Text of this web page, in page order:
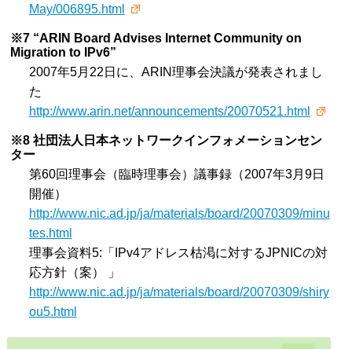
May/006895.html
※7 “ARIN Board Advises Internet Community on
Migration to IPv6”
2007年5月22日に、ARIN理事会決議が発表されまし
た
http://www.arin.net/announcements/20070521.html
※8 社団法人日本ネットワークインフォメーションセン
ター
第60回理事会（臨時理事会）議事録（2007年3月9日
開催）
http://www.nic.ad.jp/ja/materials/board/20070309/minu
tes.html
理事会資料5:「IPv4アドレス枯渇に対するJPNICの対
応方針（案） 」
http://www.nic.ad.jp/ja/materials/board/20070309/shiry
ou5.html